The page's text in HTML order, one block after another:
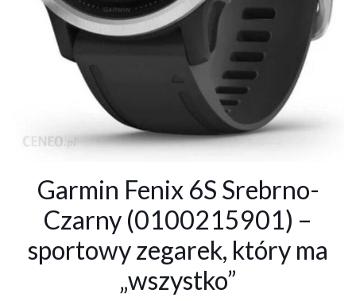
Garmin Fenix 6S Srebrno-
Czarny (0100215901) –
sportowy zegarek, który ma
„wszystko”